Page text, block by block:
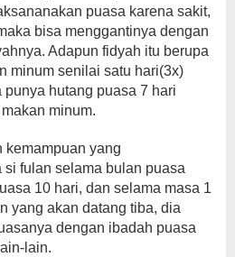
puasa karena sakit,
bisa menggantinya dengan
Adapun fidyah itu berupa
minum senilai satu hari(3x)
hutang puasa 7 hari
minum.
kemampuan yang
si fulan selama bulan puasa
10 hari, dan selama masa 1
yang akan datang tiba, dia
dengan ibadah puasa
lain.